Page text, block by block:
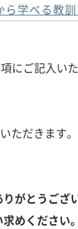
学べる教
にご記入い
ただきます。
がとうござ
めください。